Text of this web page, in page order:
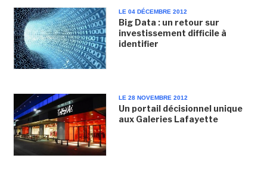
LE 04 DÉCEMBRE 2012
Big Data : un retour sur
investissement difficile à
identifier
LE 28 NOVEMBRE 2012
Un portail décisionnel unique
aux Galeries Lafayette